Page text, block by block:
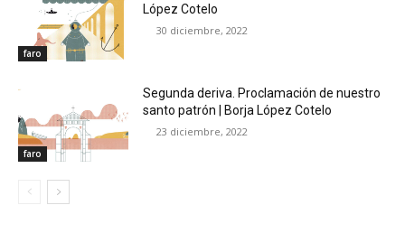
faro
López Cotelo
30 diciembre, 2022
faro
Segunda deriva. Proclamación de nuestro
santo patrón | Borja López Cotelo
23 diciembre, 2022